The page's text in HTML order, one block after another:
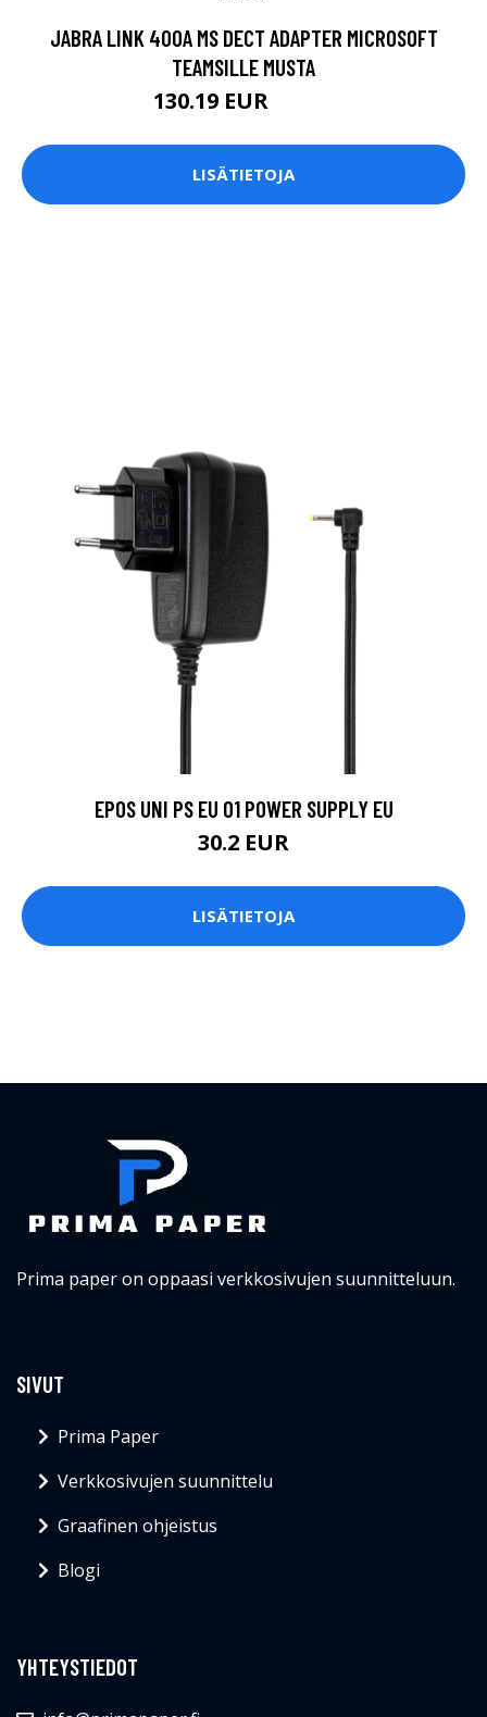
JABRA LINK 400A MS DECT ADAPTER MICROSOFT
TEAMSILLE MUSTA
130.19 EUR
LISÄTIETOJA
EPOS UNI PS EU 01 POWER SUPPLY EU
30.2 EUR
LISÄTIETOJA
Prima paper on oppaasi verkkosivujen suunnitteluun.
SIVUT
Prima Paper
Verkkosivujen suunnittelu
Graafinen ohjeistus
Blogi
YHTEYSTIEDOT